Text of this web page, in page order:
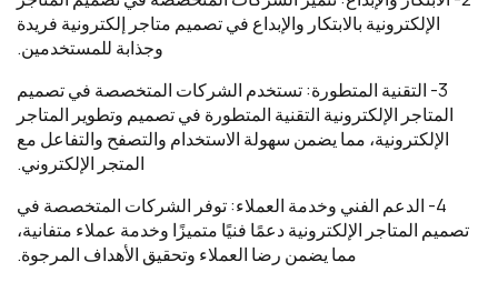
الإلكترونية بالابتكار والإبداع في تصميم متاجر إلكترونية فريدة
وجذابة للمستخدمين.
3- التقنية المتطورة: تستخدم الشركات المتخصصة في تصميم
المتاجر الإلكترونية التقنية المتطورة في تصميم وتطوير المتاجر
الإلكترونية، مما يضمن سهولة الاستخدام والتصفح والتفاعل مع
المتجر الإلكتروني.
4- الدعم الفني وخدمة العملاء: توفر الشركات المتخصصة في
تصميم المتاجر الإلكترونية دعمًا فنيًا متميزًا وخدمة عملاء متفانية،
مما يضمن رضا العملاء وتحقيق الأهداف المرجوة.